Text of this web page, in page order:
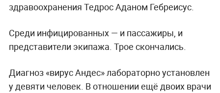
здравоохранения Тедрос Аданом Гебреисус.
Среди инфицированных — и пассажиры, и
представители экипажа. Трое скончались.
Диагноз «вирус Андес» лабораторно установлен
у девяти человек. В отношении ещё двоих врачи